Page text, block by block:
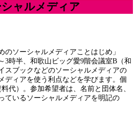
ャルメディア
ソーシャルメディアことはじめ」
3時半、和歌山ビッグ愛9階会議室B（和
スブックなどのソーシャルメディアの
ディアを使う利点などを学びます。個
代）。参加希望者は、名前と団体名、
ているソーシャルメディアを明記の